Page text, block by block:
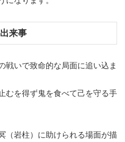
来事
戦いで致命的な局面に追い込ま
むを得ず鬼を食べて己を守る手
（岩柱）に助けられる場面が描